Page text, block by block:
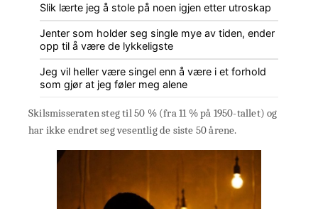
Slik lærte jeg å stole på noen igjen etter utroskap
Jenter som holder seg single mye av tiden, ender
opp til å være de lykkeligste
Jeg vil heller være singel enn å være i et forhold
som gjør at jeg føler meg alene
Skilsmisseraten steg til 50 % (fra 11 % på 1950-tallet) og
har ikke endret seg vesentlig de siste 50 årene.